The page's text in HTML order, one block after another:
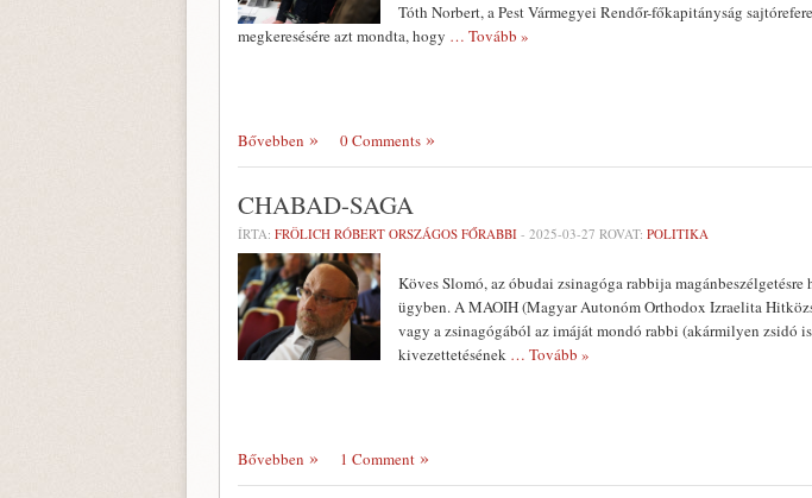
Tóth Norbert, a Pest Vármegyei Rendőr-főkapitányság
megkeresésére azt mondta, hogy … Tovább »
Bővebben 0 Comments
CHABAD-SAGA
ÍRTA: FRÖLICH RÓBERT ORSZÁGOS FŐRABBI - 2025-03-27 ROVAT: POLITIKA
Köves Slomó, az óbudai zsinagóga rabbija
ügyben. A MAOIH (Magyar Autonóm Orthodox Izraelita
vagy a zsinagógából az imáját mondó rabbi (akármilyen zsidó
kivezettetésének … Tovább »
Bővebben 1 Comment